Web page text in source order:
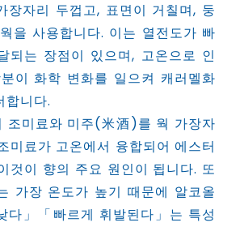
장자리 두껍고, 표면이 거칠며, 둥
을 사용합니다. 이는 열전도가 빠
되는 장점이 있으며, 고온으로 인
이 화학 변화를 일으켜 캐러멜화
합니다.
조미료와 미주(米酒)를 웍 가장자
미료가 고온에서 융합되어 에스터
것이 향의 주요 원인이 됩니다. 또
가장 온도가 높기 때문에 알코올
다」「빠르게 휘발된다」는 특성